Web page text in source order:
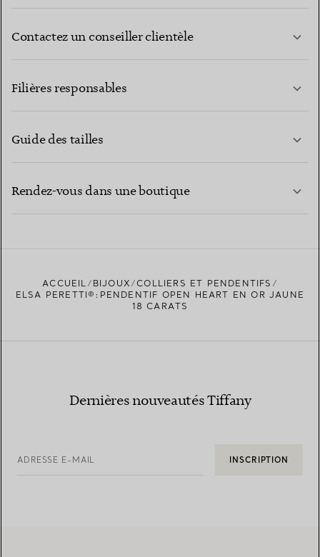
Contactez un conseiller clientèle
Filières responsables
Guide des tailles
Rendez-vous dans une boutique
TROUVEZ LA BOUTIQUE LA PLUS PROCHE
ACCUEIL BIJOUX
COLLIERS ET PENDENTIFS
ELSA PERETTI®:PENDENTIF OPEN HEART EN OR JAUNE
18 CARATS
Dernières nouveautés Tiffany
ADRESSE E-MAIL INSCRIPTION